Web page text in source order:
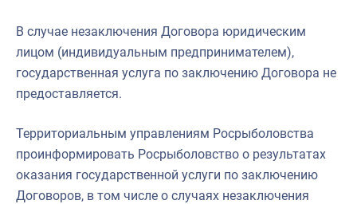
В случае незаключения Договора юридическим
лицом (индивидуальным предпринимателем),
государственная услуга по заключению Договора не
предоставляется.
Территориальным управлениям Росрыболовства
проинформировать Росрыболовство о результатах
оказания государственной услуги по заключению
Договоров, в том числе о случаях незаключения